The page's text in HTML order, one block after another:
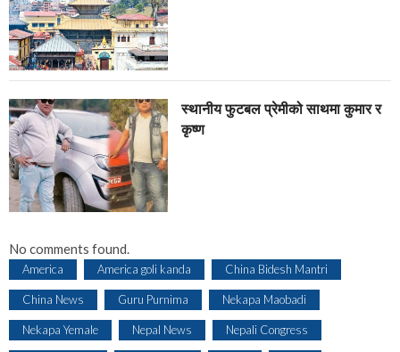
स्थानीय फुटबल प्रेमीको साथमा कुमार र
कृष्ण
No comments found.
America America goli kanda China Bidesh Mantri
China News Guru Purnima Nekapa Maobadi
Nekapa Yemale Nepal News Nepali Congress